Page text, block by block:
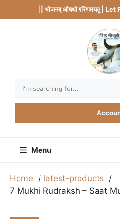
to
|| भोजनम् औषधौ परिणमयतु | Let
Menu
Home
latest-products
7 Mukhi Rudraksh – Saat